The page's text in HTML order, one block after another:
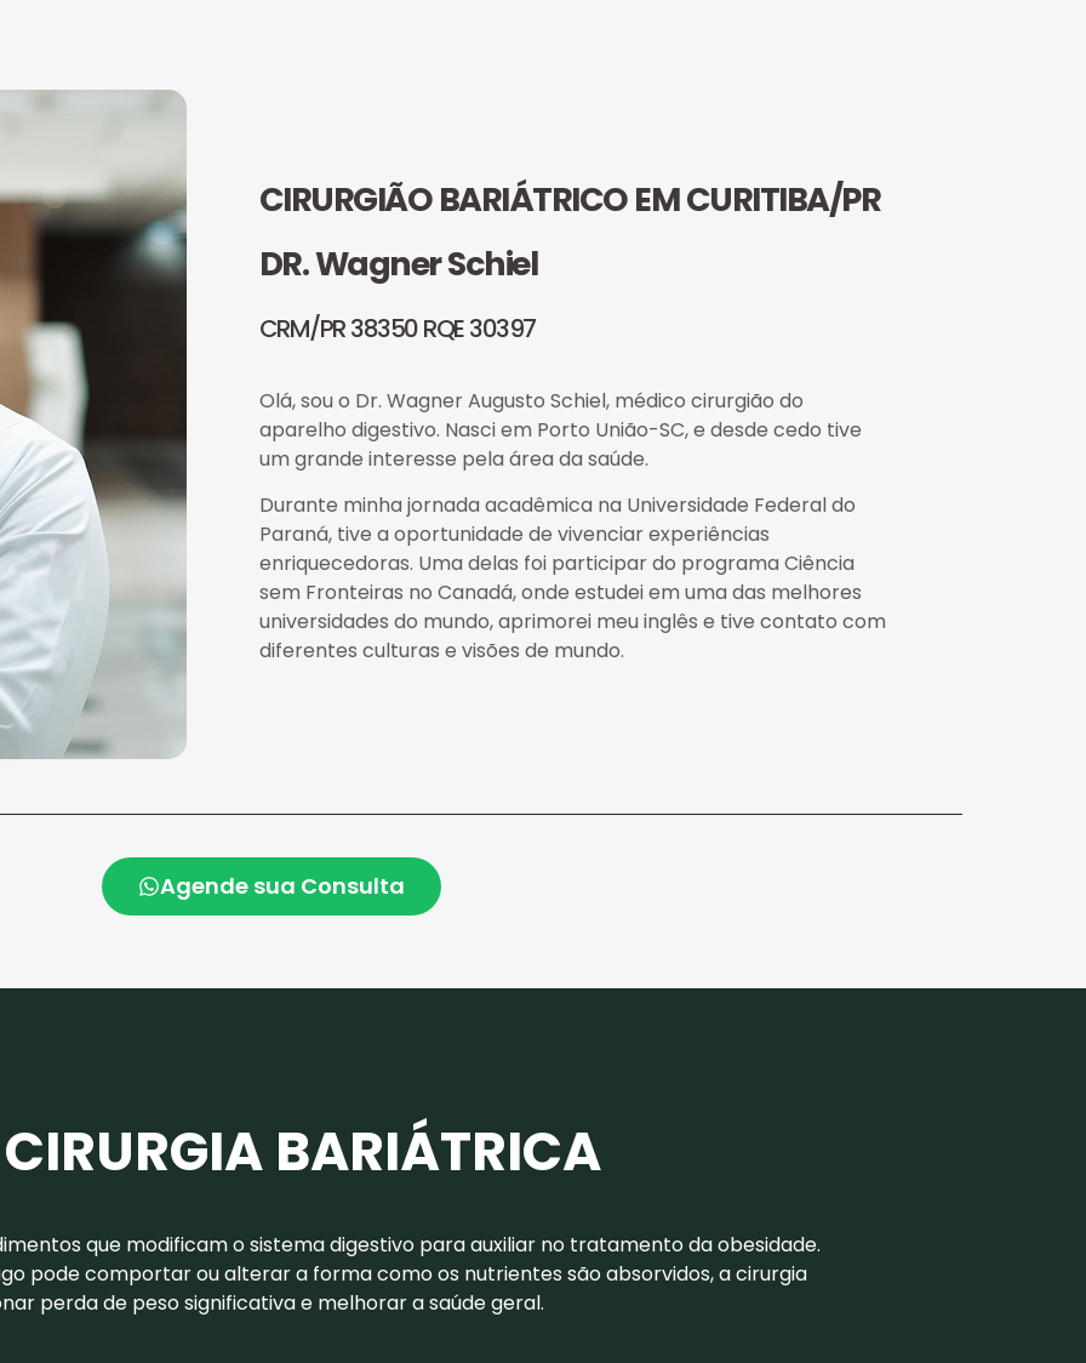
CIRURGIÃO BARIÁTRICO EM CURITIBA/PR
DR. Wagner Schiel
CRM/PR 38350 RQE 30397
Olá, sou o Dr. Wagner Augusto Schiel, médico cirurgião do
aparelho digestivo. Nasci em Porto União-SC, e desde cedo tive
um grande interesse pela área da saúde.
Durante minha jornada acadêmica na Universidade Federal do
Paraná, tive a oportunidade de vivenciar experiências
enriquecedoras. Uma delas foi participar do programa Ciência
sem Fronteiras no Canadá, onde estudei em uma das melhores
universidades do mundo, aprimorei meu inglês e tive contato com
diferentes culturas e visões de mundo.
Agende sua Consulta
BARIÁTRICA
que modificam o sistema digestivo para auxiliar no tratamento da obesidade.
pode comportar ou alterar a forma como os nutrientes são absorvidos, a cirurgia
perda de peso significativa e melhorar a saúde geral.